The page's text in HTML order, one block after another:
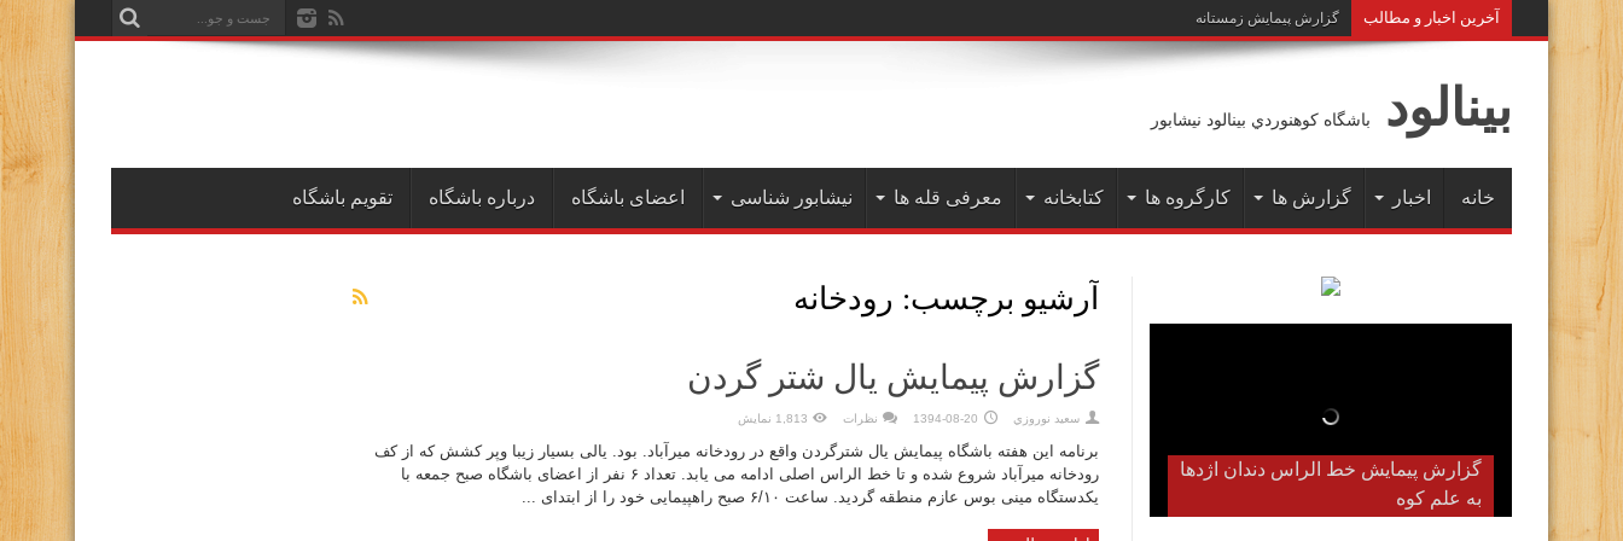
آخرين اخبار و مطالب گزارش پیمایش زمستانه خط الراس هفت خوان به علم
بينالود باشگاه كوهنوردي بينالود نيشابور
خانه اخبار گزارش ها کارگروه ها کتابخانه معرفی قله ها نیشابور شناسی اعضای باشگاه درباره باشگاه تقویم باشگاه
آرشیو برچسب: رودخانه
گزارش پیمایش یال شتر گردن
سعيد نوروزي 1394-08-20 نظرات 1,813 نمایش
برنامه این هفته باشگاه پیمایش یال شترگردن واقع در رودخانه میرآباد. بود. یالی بسیار زیبا وپر کشش که از کف
رودخانه میرآباد شروع شده و تا خط الراس اصلی ادامه می یابد. تعداد ۶ نفر از اعضای باشگاه صبح جمعه با
یکدستگاه مینی بوس عازم منطقه گردید. ساعت ۶/۱۰ صبح راهپیمایی خود را از ابتدای ...
گزارش پیمایش خط الراس دندان اژدها
به علم کوه